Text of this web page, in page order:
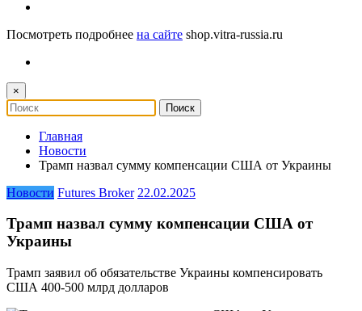
Посмотреть подробнее на сайте shop.vitra-russia.ru
×
Главная
Новости
Трамп назвал сумму компенсации США от Украины
Новости Futures Broker 22.02.2025
Трамп назвал сумму компенсации США от
Украины
Трамп заявил об обязательстве Украины компенсировать
США 400-500 млрд долларов